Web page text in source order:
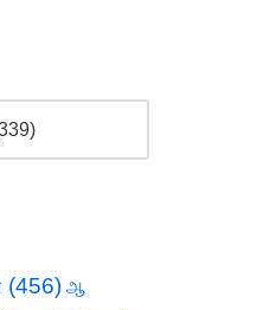
(456) ஆ